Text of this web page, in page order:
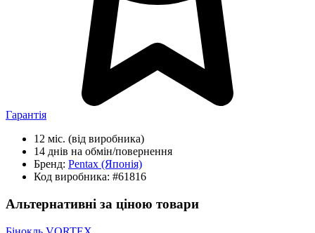
Гарантія
12 міс. (від виробника)
14 днів на обмін/повернення
Бренд: Pentax (Японія)
Код виробника: #61816
Альтернативні за ціною товари